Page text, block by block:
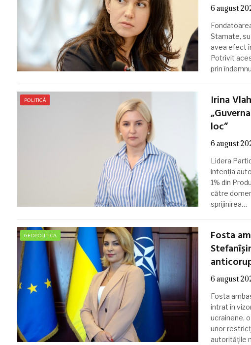
6 august
Stamate,
avea efect
Potrivit
prin
POLITICĂ
Irina
loc”
6 august
Lidera
intenția
1% din
către
sprijinirea…
GEOPOLITICA
Fosta
6 august
Fosta
intrat în
ucrainene,
unor
autoritățile